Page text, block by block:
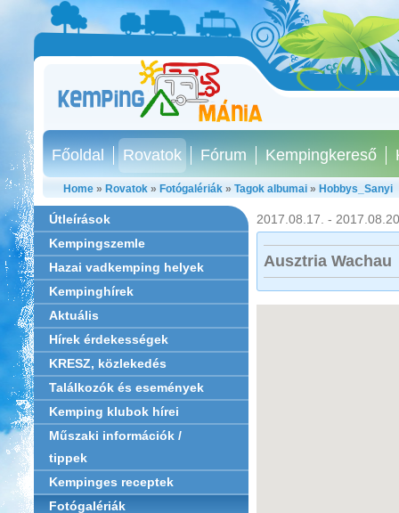
Főoldal Rovatok Fórum Kempingkereső
Home » Rovatok » Fotógalériák » Tagok albumai » Hobbys_Sanyi
Útleírások
Kempingszemle
Hazai vadkemping helyek
Kempinghírek
Aktuális
Hírek érdekességek
KRESZ, közlekedés
Találkozók és események
Kemping klubok hírei
Műszaki információk /
tippek
Kempinges receptek
Fotógalériák
2017.08.17. -
Ausztria Wachau